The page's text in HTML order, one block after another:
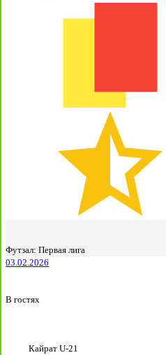
Футзал: Первая лига
03.02.2026
В гостях
Кайрат U-21